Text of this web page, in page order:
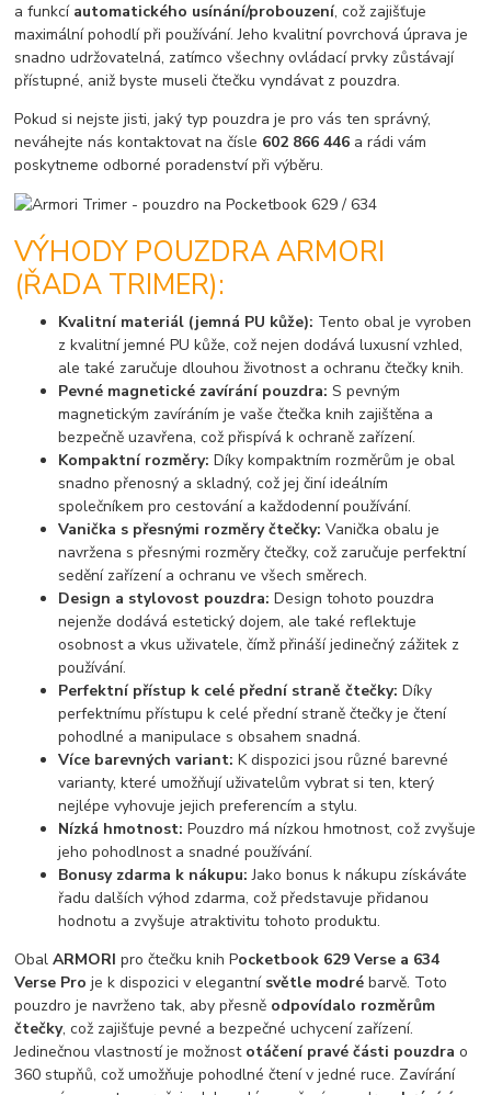
a funkcí automatického usínání/probouzení, což zajišťuje
maximální pohodlí při používání. Jeho kvalitní povrchová úprava je
snadno udržovatelná, zatímco všechny ovládací prvky zůstávají
přístupné, aniž byste museli čtečku vyndávat z pouzdra.
Pokud si nejste jisti, jaký typ pouzdra je pro vás ten správný,
neváhejte nás kontaktovat na čísle 602 866 446 a rádi vám
poskytneme odborné poradenství při výběru.
VÝHODY POUZDRA ARMORI
(ŘADA TRIMER):
Kvalitní materiál (jemná PU kůže): Tento obal je vyroben
z kvalitní jemné PU kůže, což nejen dodává luxusní vzhled,
ale také zaručuje dlouhou životnost a ochranu čtečky knih.
Pevné magnetické zavírání pouzdra: S pevným
magnetickým zavíráním je vaše čtečka knih zajištěna a
bezpečně uzavřena, což přispívá k ochraně zařízení.
Kompaktní rozměry: Díky kompaktním rozměrům je obal
snadno přenosný a skladný, což jej činí ideálním
společníkem pro cestování a každodenní používání.
Vanička s přesnými rozměry čtečky: Vanička obalu je
navržena s přesnými rozměry čtečky, což zaručuje perfektní
sedění zařízení a ochranu ve všech směrech.
Design a stylovost pouzdra: Design tohoto pouzdra
nejenže dodává estetický dojem, ale také reflektuje
osobnost a vkus uživatele, čímž přináší jedinečný zážitek z
používání.
Perfektní přístup k celé přední straně čtečky: Díky
perfektnímu přístupu k celé přední straně čtečky je čtení
pohodlné a manipulace s obsahem snadná.
Více barevných variant: K dispozici jsou různé barevné
varianty, které umožňují uživatelům vybrat si ten, který
nejlépe vyhovuje jejich preferencím a stylu.
Nízká hmotnost: Pouzdro má nízkou hmotnost, což zvyšuje
jeho pohodlnost a snadné používání.
Bonusy zdarma k nákupu: Jako bonus k nákupu získáváte
řadu dalších výhod zdarma, což představuje přidanou
hodnotu a zvyšuje atraktivitu tohoto produktu.
ObalARMORIpro čtečku knih Pocketbook 629 Verse a 634
Verse Pro je k dispozici v elegantní světle modré barvě. Toto
pouzdro je navrženo tak, aby přesně odpovídalo rozměrům
čtečky, což zajišťuje pevné a bezpečné uchycení zařízení.
Jedinečnou vlastností je možnost otáčení pravé části pouzdra o
360 stupňů, což umožňuje pohodlné čtení v jedné ruce. Zavírání